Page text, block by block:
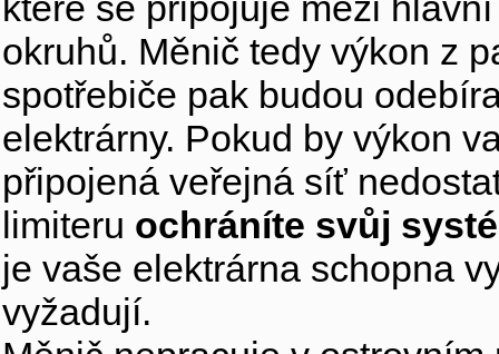
okruhů. Měnič tedy výkon z
spotřebiče pak budou
elektrárny. Pokud by výkon
připojená veřejná síť
limiteru ochráníte svůj
je vaše elektrárna schopna
vyžadují.